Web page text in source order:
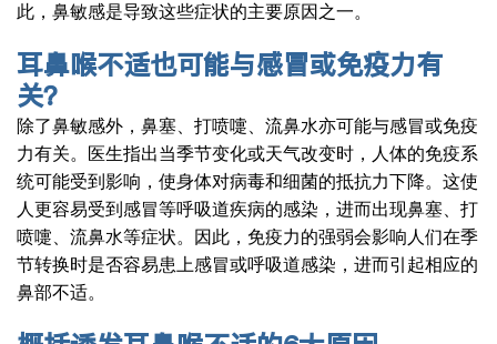
此，鼻敏感是导致这些症状的主要原因之一。
耳鼻喉不适也可能与感冒或免疫力有
关？
除了鼻敏感外，鼻塞、打喷嚏、流鼻水亦可能与感冒或免疫
力有关。医生指出当季节变化或天气改变时，人体的免疫系
统可能受到影响，使身体对病毒和细菌的抵抗力下降。这使
人更容易受到感冒等呼吸道疾病的感染，进而出现鼻塞、打
喷嚏、流鼻水等症状。因此，免疫力的强弱会影响人们在季
节转换时是否容易患上感冒或呼吸道感染，进而引起相应的
鼻部不适。